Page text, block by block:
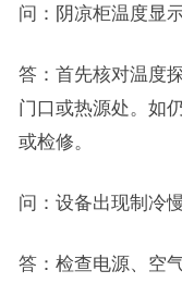
问：阴凉柜温度显
答：首先核对温度
门口或热源处。如
或检修。
问：设备出现制冷
答：检查电源、空